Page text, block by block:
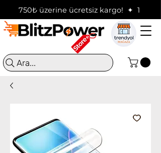
750₺ üzerine ücretsiz kargo!  ✦
Ara...